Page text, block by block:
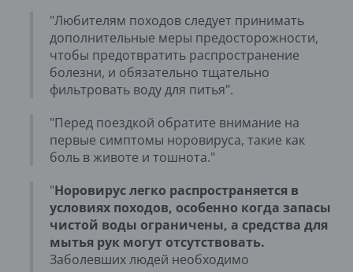
"Любителям походов следует принимать
дополнительные меры предосторожности,
чтобы предотвратить распространение
болезни, и обязательно тщательно
фильтровать воду для питья".
"Перед поездкой обратите внимание на
первые симптомы норовируса, такие как
боль в животе и тошнота."
"Норовирус легко распространяется в
условиях походов, особенно когда запасы
чистой воды ограничены, а средства для
мытья рук могут отсутствовать.
Заболевших людей необходимо